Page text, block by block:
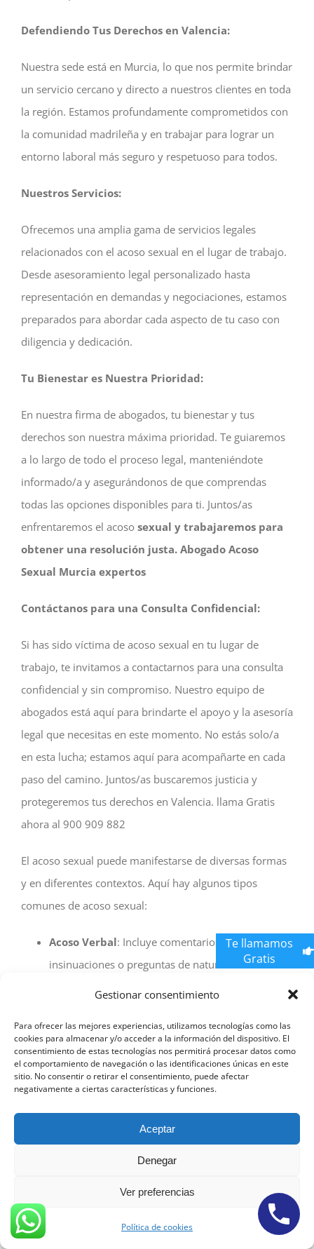
Gestionar consentimiento
Para ofrecer las mejores experiencias, utilizamos tecnologías como las
cookies para almacenar y/o acceder a la información del dispositivo. El
consentimiento de estas tecnologías nos permitirá procesar datos como
el comportamiento de navegación o las identificaciones únicas en este
sitio. No consentir o retirar el consentimiento, puede afectar
negativamente a ciertas características y funciones.
Aceptar
Denegar
Ver preferencias
Política de cookies
Defendiendo Tus Derechos en Valencia:
Nuestra sede está en Murcia, lo que nos permite brindar
un servicio cercano y directo a nuestros clientes en toda
la región. Estamos profundamente comprometidos con
la comunidad madrileña y en trabajar para lograr un
entorno laboral más seguro y respetuoso para todos.
Nuestros Servicios:
Ofrecemos una amplia gama de servicios legales
relacionados con el acoso sexual en el lugar de trabajo.
Desde asesoramiento legal personalizado hasta
representación en demandas y negociaciones, estamos
preparados para abordar cada aspecto de tu caso con
diligencia y dedicación.
Tu Bienestar es Nuestra Prioridad:
En nuestra firma de abogados, tu bienestar y tus
derechos son nuestra máxima prioridad. Te guiaremos
a lo largo de todo el proceso legal, manteniéndote
informado/a y asegurándonos de que comprendas
todas las opciones disponibles para ti. Juntos/as
enfrentaremos el acoso sexual y trabajaremos para
obtener una resolución justa. Abogado Acoso
Sexual Murcia expertos
Contáctanos para una Consulta Confidencial:
Si has sido víctima de acoso sexual en tu lugar de
trabajo, te invitamos a contactarnos para una consulta
confidencial y sin compromiso. Nuestro equipo de
abogados está aquí para brindarte el apoyo y la asesoría
legal que necesitas en este momento. No estás solo/a
en esta lucha; estamos aquí para acompañarte en cada
paso del camino. Juntos/as buscaremos justicia y
protegeremos tus derechos en Valencia. llama Gratis
ahora al 900 909 882
El acoso sexual puede manifestarse de diversas formas
y en diferentes contextos. Aquí hay algunos tipos
comunes de acoso sexual:
Acoso Verbal: Incluye comentarios, chistes,
insinuaciones o preguntas de naturaleza sexual
Acoso No Verbal:Comprende gestos, miradas
lascivas, expresiones faciales sugerentes o
cualquier otro comportamiento de naturaleza
Implica toques no deseados,
abrazos no consentidos, palmadas en el cuerpo o
cualquier contacto físico de índole sexual que
violente el espacio personal de una persona.
: Se produce cuando una
persona en una posición de poder (como un
Te llamamos
Gratis